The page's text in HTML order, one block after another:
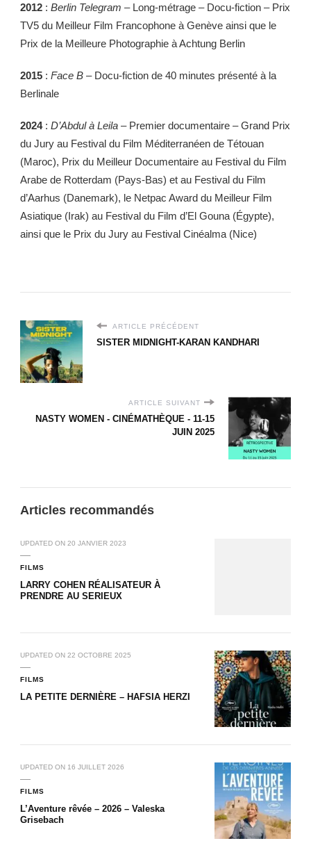
2012 : Berlin Telegram – Long-métrage – Docu-fiction – Prix
TV5 du Meilleur Film Francophone à Genève ainsi que le
Prix de la Meilleure Photographie à Achtung Berlin
2015 : Face B – Docu-fiction de 40 minutes présenté à la
Berlinale
2024 : D’Abdul à Leila – Premier documentaire – Grand Prix
du Jury au Festival du Film Méditerranéen de Tétouan
(Maroc), Prix du Meilleur Documentaire au Festival du Film
Arabe de Rotterdam (Pays-Bas) et au Festival du Film
d’Aarhus (Danemark), le Netpac Award du Meilleur Film
Asiatique (Irak) au Festival du Film d’El Gouna (Égypte),
ainsi que le Prix du Jury au Festival Cinéalma (Nice)
ARTICLE PRÉCÉDENT
SISTER MIDNIGHT-KARAN KANDHARI
ARTICLE SUIVANT
NASTY WOMEN - CINÉMATHÈQUE - 11-15
JUIN 2025
Articles recommandés
UPDATED ON 20 JANVIER 2023
FILMS
LARRY COHEN RÉALISATEUR À
PRENDRE AU SERIEUX
UPDATED ON 22 OCTOBRE 2025
FILMS
LA PETITE DERNIÈRE – HAFSIA HERZI
UPDATED ON 16 JUILLET 2026
FILMS
L’Aventure rêvée – 2026 – Valeska
Grisebach